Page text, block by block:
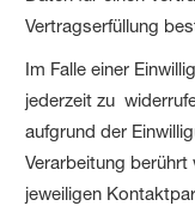
Vertragserfüllung
Im Falle einer
jederzeit zu
aufgrund der
Verarbeitung berührt
jeweiligen